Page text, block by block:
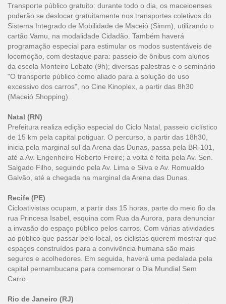
Transporte público gratuito: durante todo o dia, os maceioenses
poderão se deslocar gratuitamente nos transportes coletivos do
Sistema Integrado de Mobilidade de Maceió (Simm), utilizando o
cartão Vamu, na modalidade Cidadão. Também haverá
programação especial para estimular os modos sustentáveis de
locomoção, com destaque para: passeio de ônibus com alunos
da escola Monteiro Lobato (9h); diversas palestras e o seminário
"O transporte público como aliado para a solução do uso
excessivo dos carros", no Cine Kinoplex, a partir das 8h30
(Maceió Shopping).
Natal (RN)
Prefeitura realiza edição especial do Ciclo Natal, passeio ciclístico
de 15 km pela capital potiguar. O percurso, a partir das 18h30,
inicia pela marginal sul da Arena das Dunas, passa pela BR-101,
até a Av. Engenheiro Roberto Freire; a volta é feita pela Av. Sen.
Salgado Filho, seguindo pela Av. Lima e Silva e Av. Romualdo
Galvão, até a chegada na marginal da Arena das Dunas.
Recife (PE)
Cicloativistas ocupam, a partir das 15 horas, parte do meio fio da
rua Princesa Isabel, esquina com Rua da Aurora, para denunciar
a invasão do espaço público pelos carros. Com várias atividades
ao público que passar pelo local, os ciclistas querem mostrar que
espaços construídos para a convivência humana são mais
seguros e acolhedores. Em seguida, haverá uma pedalada pela
capital pernambucana para comemorar o Dia Mundial Sem
Carro.
Rio de Janeiro (RJ)